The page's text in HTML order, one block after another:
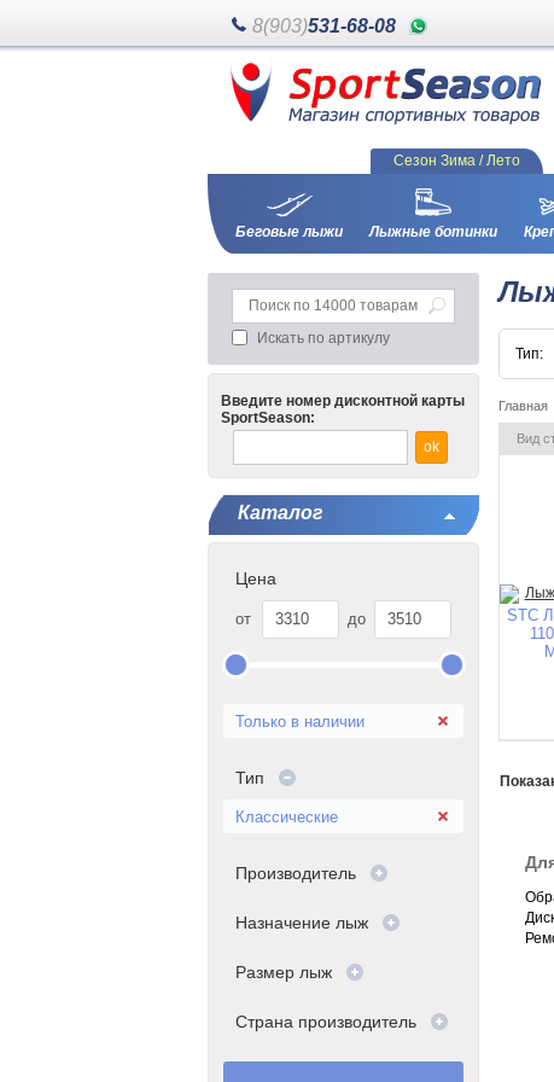
8(903)531-68-08
Сезон Зима / Лето
Беговые лыжи Лыжные ботинки
Тип:
Главная
Вид
STC
Искать по артикулу
Введите номер дисконтной карты
SportSeason:
Каталог
Цена
от до
Только в наличии
Тип
Классические
Производитель
Назначение лыж
Размер лыж
Страна производитель